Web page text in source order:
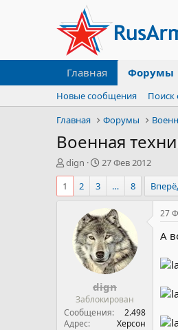
Главная Форумы
Новые сообщения
Поиск
Главная
Форумы
Военная
А
в
т
о
dign
Д
а
а
н
а
ч
а
л
а
27 Фев 2012
1
2 3 … 8
dign
Заблокирован
Сообщения
2.498
Адрес
Херсон
27
А